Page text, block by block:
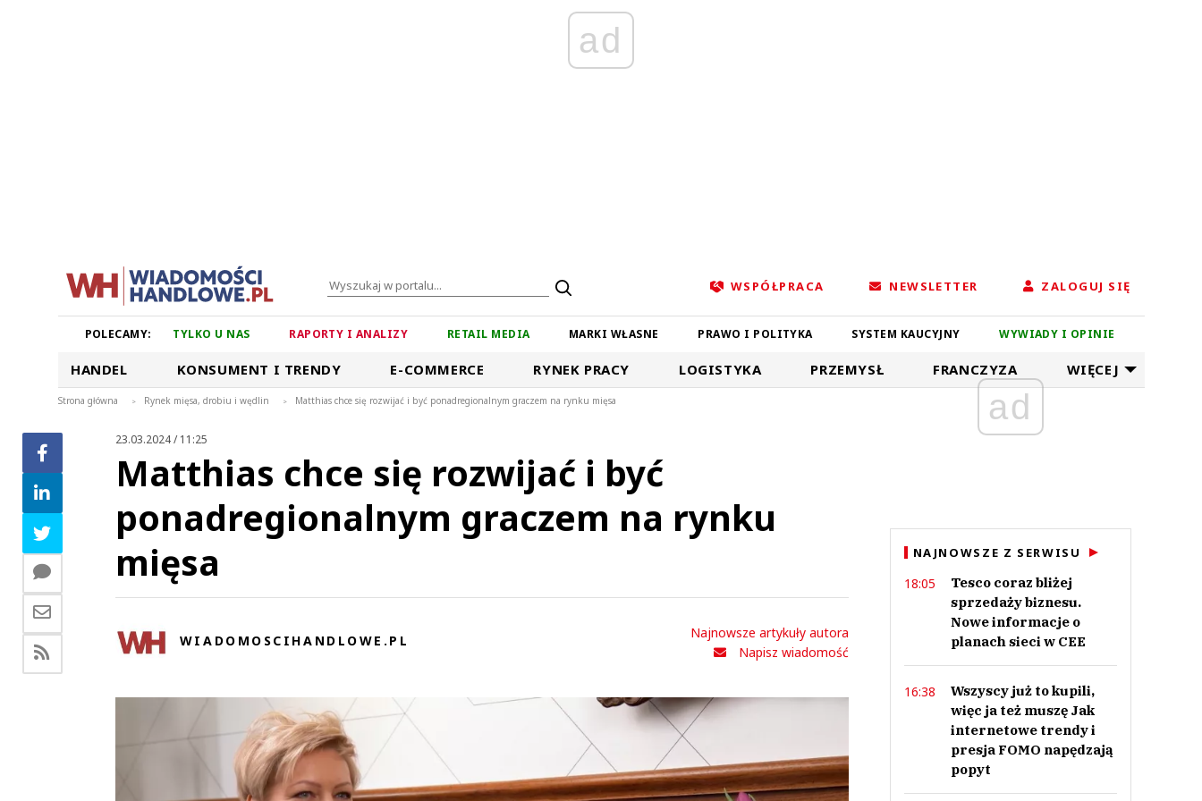
ad
WSPÓŁPRACA NEWSLETTER ZALOGUJ SIĘ
POLECAMY: TYLKO U NAS RAPORTY I ANALIZY RETAIL MEDIA MARKI WŁASNE PRAWO I POLITYKA SYSTEM KAUCYJNY WYWIADY I OPINIE
HANDEL KONSUMENT I TRENDY E-COMMERCE RYNEK PRACY LOGISTYKA PRZEMYSŁ FRANCZYZA WIĘCEJ
Strona główna > Rynek mięsa, drobiu i wędlin > Matthias chce się rozwijać i być ponadregionalnym graczem na rynku mięsa
23.03.2024 / 11:25
Matthias chce się rozwijać i być
ponadregionalnym graczem na rynku
mięsa
WIADOMOSCIHANDLOWE.PL
Najnowsze artykuły autora
Napisz wiadomość
ad
NAJNOWSZE Z SERWISU
18:05
Tesco coraz bliżej
sprzedaży biznesu.
Nowe informacje o
planach sieci w CEE
16:38
Wszyscy już to kupili,
więc ja też muszę Jak
internetowe trendy i
presja FOMO napędzają
popyt